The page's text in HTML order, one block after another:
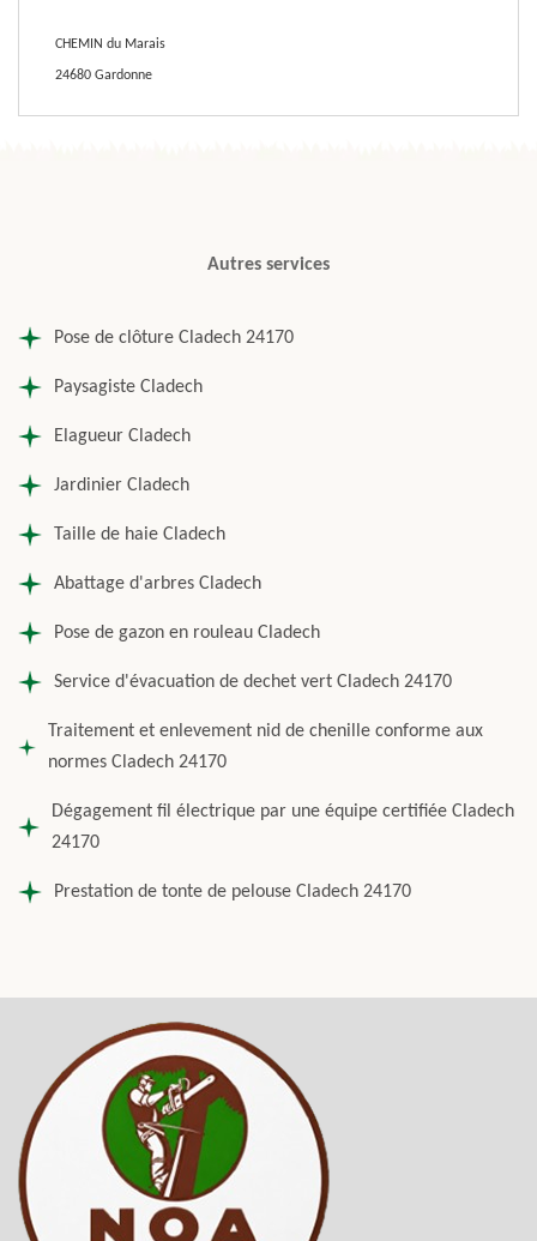
CHEMIN du Marais
24680 Gardonne
Autres services
Pose de clôture Cladech 24170
Paysagiste Cladech
Elagueur Cladech
Jardinier Cladech
Taille de haie Cladech
Abattage d'arbres Cladech
Pose de gazon en rouleau Cladech
Service d'évacuation de dechet vert Cladech 24170
Traitement et enlevement nid de chenille conforme aux
normes Cladech 24170
Dégagement fil électrique par une équipe certifiée Cladech
24170
Prestation de tonte de pelouse Cladech 24170